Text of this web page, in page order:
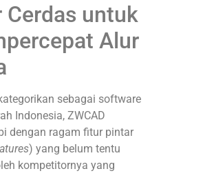
Cerdas untuk
Alur
sebagai software
Indonesia, ZWCAD
dengan ragam fitur pintar
) yang belum tentu
kompetitornya yang